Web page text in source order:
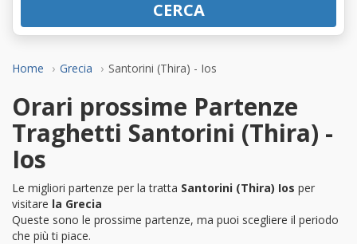
Home Grecia Santorini (Thira) - Ios
CERCA
Orari prossime Partenze
Traghetti Santorini (Thira) -
Ios
Le migliori partenze per la tratta Santorini (Thira) Ios per
visitare la Grecia
Queste sono le prossime partenze, ma puoi scegliere il periodo
che più ti piace.